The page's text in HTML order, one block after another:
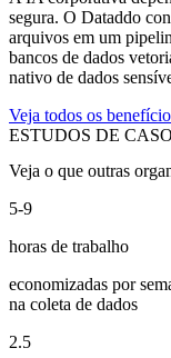
segura. O Dataddo
arquivos em um
bancos de dados
nativo de dados
Veja todos os
ESTUDOS DE CASO
Veja o que outras
5-9
horas de trabalho
economizadas por
na coleta de dados
2.5